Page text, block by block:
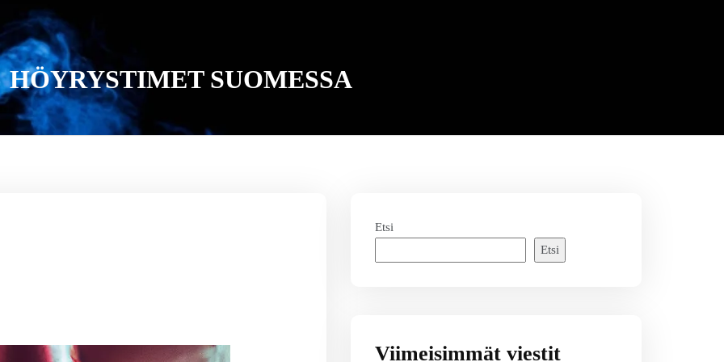
HÖYRYSTIMET SUOMESSA
Etsi
Etsi
Viimeisimmät viestit